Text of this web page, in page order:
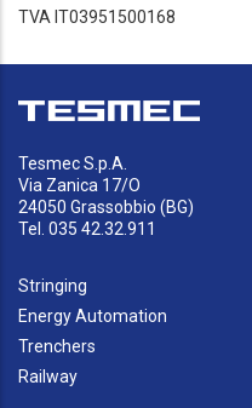
TVA IT03951500168
Tesmec S.p.A.
Via Zanica 17/O
24050 Grassobbio (BG)
Tel. 035 42.32.911
Stringing
Energy Automation
Trenchers
Railway